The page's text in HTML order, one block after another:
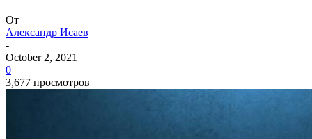
От
Александр Исаев
-
October 2, 2021
0
3,677 просмотров